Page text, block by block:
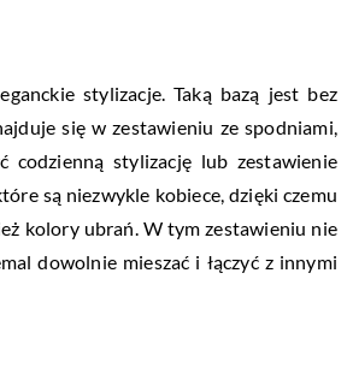
stylizacje. Taką bazą jest bez
się w zestawieniu ze spodniami,
codzienną stylizację lub zestawienie
są niezwykle kobiece, dzięki czemu
kolory ubrań. W tym zestawieniu nie
dowolnie mieszać i łączyć z innymi